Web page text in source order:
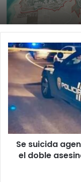
Se
suicida
agente
la
investigado
el
doble
asesinato
Se suicida
el doble